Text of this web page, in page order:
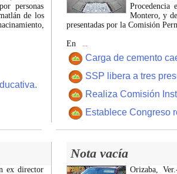
personas
de los
Montero, y
presentadas por la Comisión
En
Carga de cemento
SSP libera a tres
Realiza Comisión
Establece Congreso
Nota vacía
ex director
Orizaba,